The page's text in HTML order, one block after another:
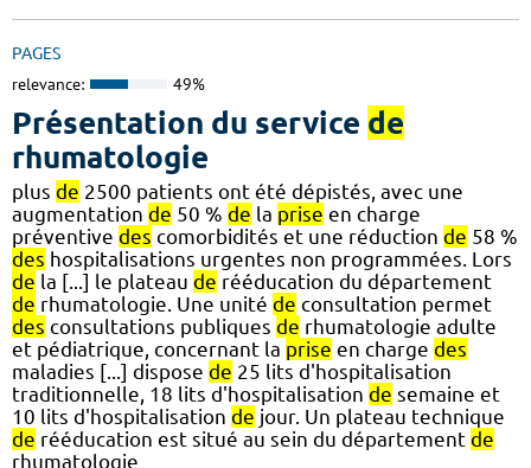
PAGES
relevance: 49%
Présentation du service de
rhumatologie
plus de 2500 patients ont été dépistés, avec une
augmentation de 50 % de la prise en charge
préventive des comorbidités et une réduction de 58 %
des hospitalisations urgentes non programmées. Lors
de la [...] le plateau de rééducation du département
de rhumatologie. Une unité de consultation permet
des consultations publiques de rhumatologie adulte
et pédiatrique, concernant la prise en charge des
maladies [...] dispose de 25 lits d'hospitalisation
traditionnelle, 18 lits d'hospitalisation de semaine et
10 lits d'hospitalisation de jour. Un plateau technique
de rééducation est situé au sein du département de
rhumatologie